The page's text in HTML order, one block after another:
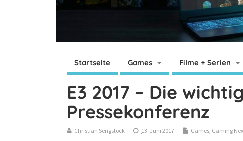
Startseite Games Filme + Serien
E3 2017 – Die
Pressekonferenz
Christian Sengstock 13. Juni 2017 Games Gaming